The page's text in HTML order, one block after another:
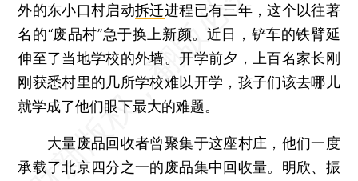
外的东小口村启动拆迁进程已有三年，这个以往著
名的“废品村”急于换上新颜。近日，铲车的铁臂延
伸至了当地学校的外墙。开学前夕，上百名家长刚
刚获悉村里的几所学校难以开学，孩子们该去哪儿
就学成了他们眼下最大的难题。
大量废品回收者曾聚集于这座村庄，他们一度
承载了北京四分之一的废品集中回收量。明欣、振